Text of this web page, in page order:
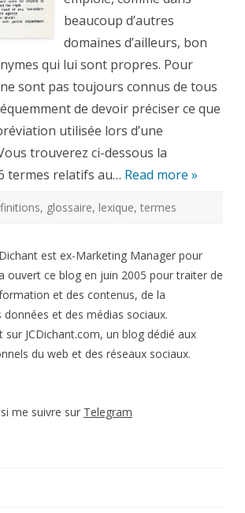
beaucoup d’autres
domaines d’ailleurs, bon
qui lui sont propres. Pour
sont pas toujours connus de tous
de devoir préciser ce que
utilisée lors d’une
trouverez ci-dessous la
termes relatifs au… Read more »
, glossaire, lexique, termes
est ex-Marketing Manager pour
ouvert ce blog en juin 2005 pour traiter de
et des contenus, de la
données et des médias sociaux.
sur JCDichant.com, un blog dédié aux
du web et des réseaux sociaux.
me suivre sur Telegram